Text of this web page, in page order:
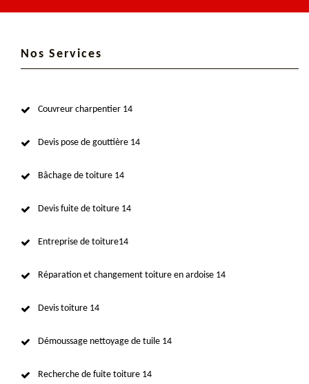
Nos Services
Couvreur charpentier 14
Devis pose de gouttière 14
Bâchage de toiture 14
Devis fuite de toiture 14
Entreprise de toiture14
Réparation et changement toiture en ardoise 14
Devis toiture 14
Démoussage nettoyage de tuile 14
Recherche de fuite toiture 14